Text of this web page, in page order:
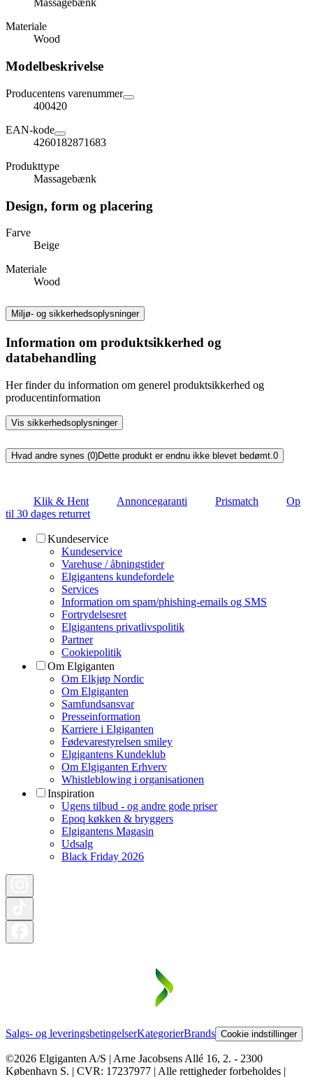
Massagebænk
Materiale
Wood
Modelbeskrivelse
Producentens varenummer
400420
EAN-kode
4260182871683
Produkttype
Massagebænk
Design, form og placering
Farve
Beige
Materiale
Wood
Miljø- og sikkerhedsoplysninger
Information om produktsikkerhed og
databehandling
Her finder du information om generel produktsikkerhed og
producentinformation
Vis sikkerhedsoplysninger
Hvad andre synes (0)Dette produkt er endnu ikke blevet bedømt. 0
Klik & Hent Annoncegaranti Prismatch
Op
til 30 dages returret
Kundeservice
Kundeservice
Varehuse / åbningstider
Elgigantens kundefordele
Services
Information om spam/phishing-emails og SMS
Fortrydelsesret
Elgigantens privatlivspolitik
Partner
Cookiepolitik
Om Elgiganten
Om Elkjøp Nordic
Om Elgiganten
Samfundsansvar
Presseinformation
Karriere i Elgiganten
Fødevarestyrelsen smiley
Elgigantens Kundeklub
Om Elgiganten Erhverv
Whistleblowing i organisationen
Inspiration
Ugens tilbud - og andre gode priser
Epoq køkken & bryggers
Elgigantens Magasin
Udsalg
Black Friday 2026
Salgs- og leveringsbetingelserKategorierBrands Cookie indstillinger
©2026 Elgiganten A/S | Arne Jacobsens Allé 16, 2. - 2300
København S. | CVR: 17237977 | Alle rettigheder forbeholdes |